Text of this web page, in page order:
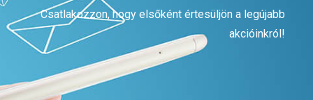
Csatlakozzon, hogy elsőként értesüljön a legújabb
akcióinkról!